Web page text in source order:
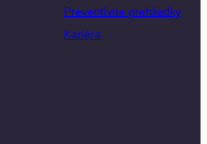
Preventívne prehliadky
Kariéra